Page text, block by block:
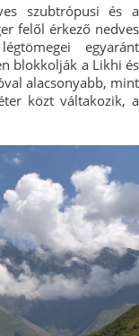
szubtrópusi és a
felől érkező nedves
egyaránt
blokkolják a Likhi és
alacsonyabb, mint
közt váltakozik, a